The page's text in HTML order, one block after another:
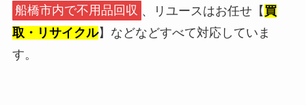
船橋市内で不用品回収 、リユースはお任せ【 買
取・リサイクル】などなどすべて対応していま
す。